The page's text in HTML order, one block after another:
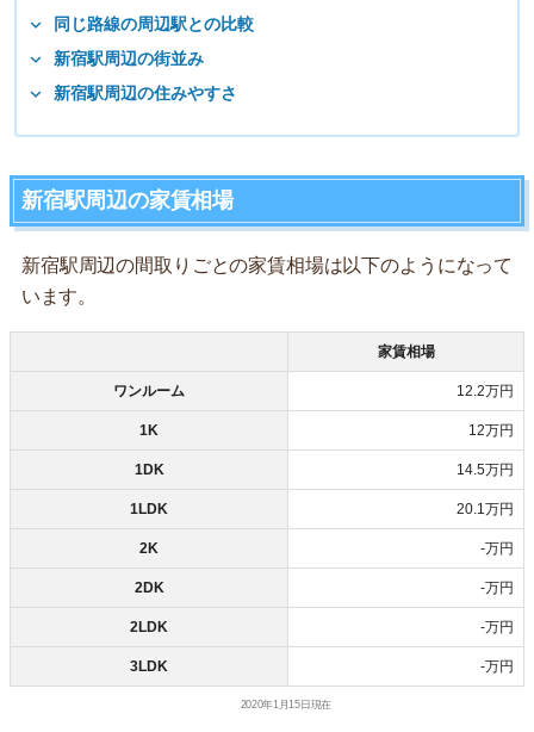
同じ路線の周辺駅との比較
新宿駅周辺の街並み
新宿駅周辺の住みやすさ
新宿駅周辺の家賃相場
新宿駅周辺の間取りごとの家賃相場は以下のようになって
います。
家賃相場
ワンルーム 12.2万円
1K 12万円
1DK 14.5万円
1LDK 20.1万円
2K -万円
2DK -万円
2LDK -万円
3LDK -万円
2020年1月15日現在